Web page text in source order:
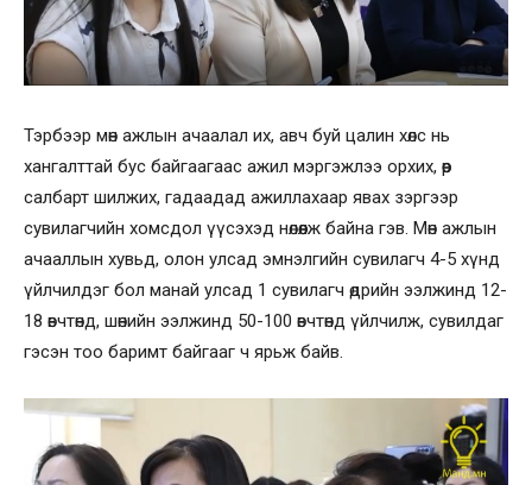
Тэрбээр мөн ажлын ачаалал их, авч буй цалин хөлс нь
хангалттай бус байгаагаас ажил мэргэжлээ орхих, өөр
салбарт шилжих, гадаадад ажиллахаар явах зэргээр
сувилагчийн хомсдол үүсэхэд нөлөөлж байна гэв. Мөн ажлын
ачааллын хувьд, олон улсад эмнэлгийн сувилагч 4-5 хүнд
үйлчилдэг бол манай улсад 1 сувилагч өдрийн ээлжинд 12-
18 өвчтөнд, шөнийн ээлжинд 50-100 өвчтөнд үйлчилж, сувилдаг
гэсэн тоо баримт байгааг ч ярьж байв.